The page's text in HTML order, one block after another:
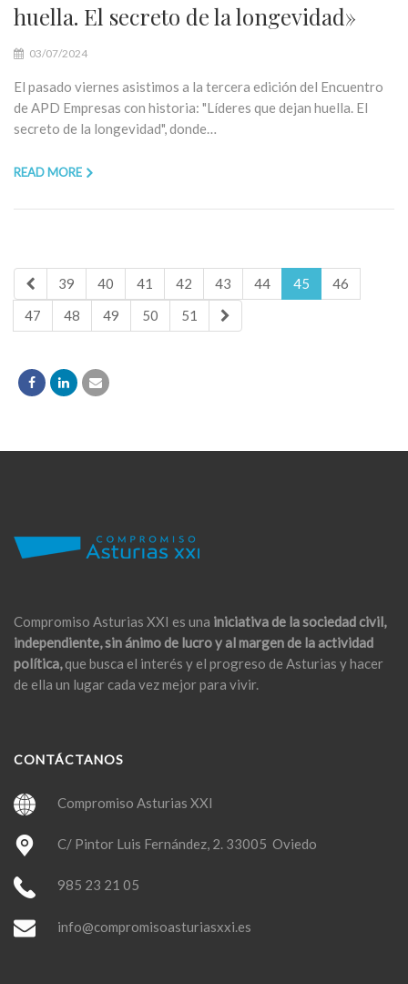
huella. El secreto de la longevidad»
03/07/2024
El pasado viernes asistimos a la tercera edición del Encuentro
de APD Empresas con historia: "Líderes que dejan huella. El
secreto de la longevidad", donde…
READ MORE
39 40 41 42 43 44 45
46
47
48 49 50 51
Compromiso Asturias XXI es una iniciativa de la sociedad civil,
independiente, sin ánimo de lucro y al margen de la actividad
política,que busca el interés y el progreso de Asturias y hacer
de ella un lugar cada vez mejor para vivir.
CONTÁCTANOS
Compromiso Asturias XXI
C/ Pintor Luis Fernández, 2. 33005 Oviedo
985 23 21 05
info@compromisoasturiasxxi.es